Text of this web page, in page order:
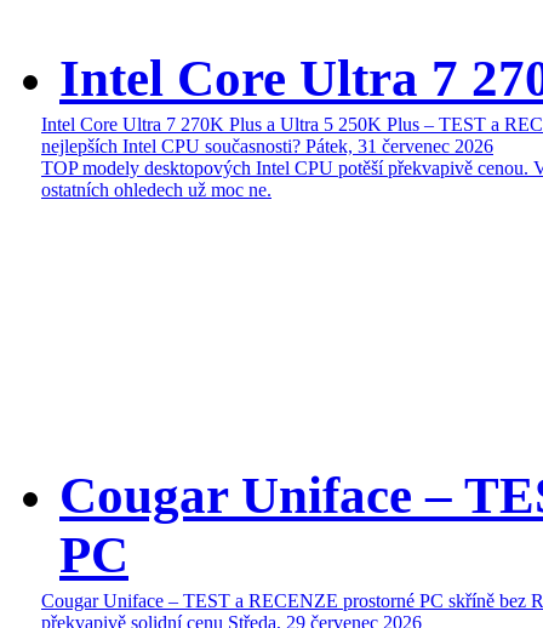
Intel Core Ultra 7
Intel Core Ultra 7 270K Plus a Ultra 5 250K Plus – TEST a
nejlepších Intel CPU současnosti? Pátek, 31 červenec 2026
TOP modely desktopových Intel CPU potěší překvapivě cenou.
ostatních ohledech už moc ne.
Cougar Uniface –
PC
Cougar Uniface – TEST a RECENZE prostorné PC skříně bez
překvapivě solidní cenu Středa, 29 červenec 2026